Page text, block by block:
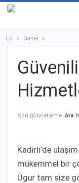
Ev Genel
Son güncelleme Ara
Kadirli’de
mükemmel bir
Ügur tam size